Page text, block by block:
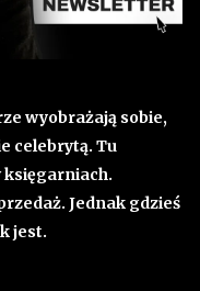
wyobrażają sobie,
celebrytą. Tu
Jednak gdzieś
jest.